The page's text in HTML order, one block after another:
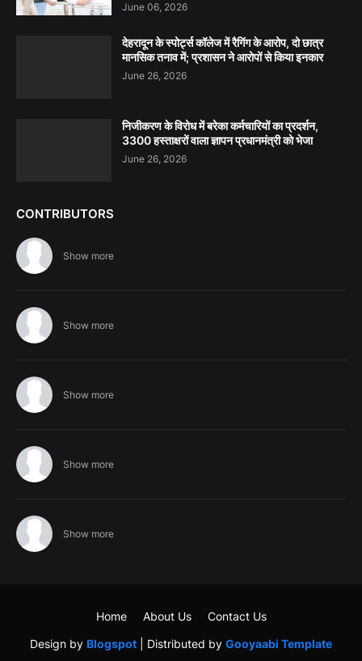
June 06, 2026
देहरादून के स्पोर्ट्स कॉलेज में रैगिंग के आरोप, दो छात्र
मानसिक तनाव में; प्रशासन ने आरोपों से किया इनकार
June 26, 2026
निजीकरण के विरोध में बरेका कर्मचारियों का प्रदर्शन,
3300 हस्ताक्षरों वाला ज्ञापन प्रधानमंत्री को भेजा
June 26, 2026
CONTRIBUTORS
Show more
Show more
Show more
Show more
Show more
Design by Blogspot | Distributed by Gooyaabi Template
Home About Us Contact Us